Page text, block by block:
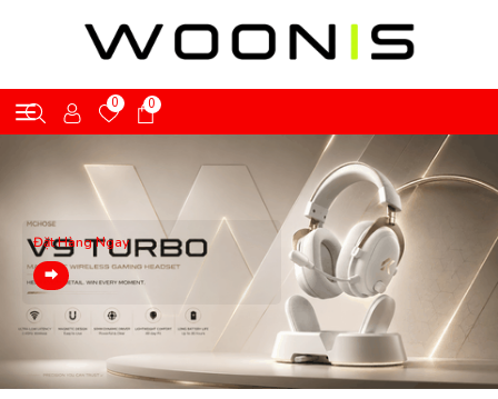
0 0
Đặt Hàng Ngay